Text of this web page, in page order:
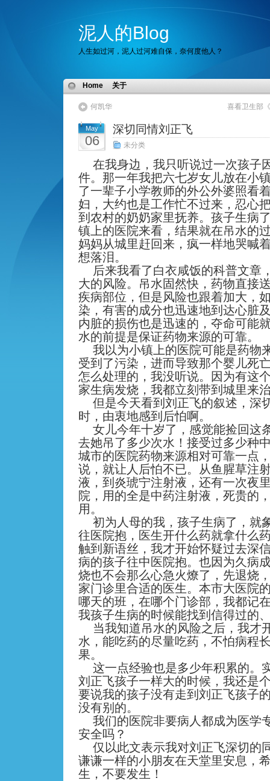
泥人的Blog
人生如过河，泥人过河难自保，奈何度他人？
Home 关于
何凯华 喜看卫生部
May
06
深切同情刘正飞
未分类
在我身边，我只听说过一次孩子
件。那一年我把六七岁女儿放在小
了一辈子小学教师的外公外婆照看
妇，大约也是工作忙不过来，忍心
到农村的奶奶家里抚养。孩子生病
镇上的医院来看，结果就在吊水的
妈妈从城里赶回来，疯一样地哭喊
想落泪。
后来我看了白衣咸饭的科普文章
大的风险。吊水固然快，药物直接
疾病部位，但是风险也跟着加大，
染，有害的成分也迅速地到达心脏
内脏的损伤也是迅速的，夺命可能
水的前提是保证药物来源的可靠。
我以为小镇上的医院可能是药物
受到了污染，进而导致那个婴儿死
怎么处理的，我没听说。因为有这
家生病发烧，我都立刻带到城里来
但是今天看到刘正飞的叙述，深
时，由衷地感到后怕啊。
女儿今年十岁了，感觉能捡回这
去她吊了多少次水！接受过多少种
城市的医院药物来源相对可靠一点
说，就让人后怕不已。从鱼腥草注
液，到炎琥宁注射液，还有一次夜
院，用的全是中药注射液，死贵的
用。
初为人母的我，孩子生病了，就
往医院抱，医生开什么药就拿什么
触到新语丝，我才开始怀疑过去深
病的孩子往中医院抱。也因为久病
烧也不会那么心急火燎了，先退烧
家门诊里合适的医生。本市大医院
哪天的班，在哪个门诊部，我都记
我孩子生病的时候能找到信得过的
当我知道吊水的风险之后，我才
水，能吃药的尽量吃药，不怕病程
果。
这一点经验也是多少年积累的。
刘正飞孩子一样大的时候，我还是
要说我的孩子没有走到刘正飞孩子
没有别的。
我们的医院非要病人都成为医学
安全吗？
仅以此文表示我对刘正飞深切的
谦谦一样的小朋友在天堂里安息，
生，不要发生！